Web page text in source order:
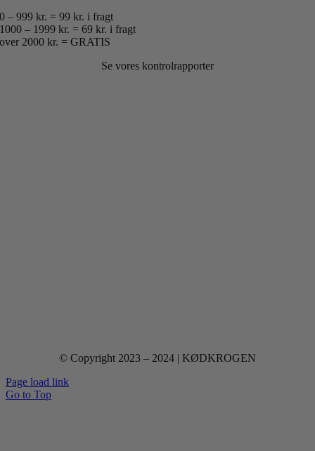
0 – 999 kr. = 99 kr. i fragt
1000 – 1999 kr. = 69 kr. i fragt
over 2000 kr. = GRATIS
Se vores kontrolrapporter
© Copyright 2023 – 2024 | KØDKROGEN
Page load link
Go to Top